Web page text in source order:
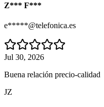
Z*** F***
e*****@telefonica.es
Jul 30, 2026
Buena relación precio-calidad
JZ